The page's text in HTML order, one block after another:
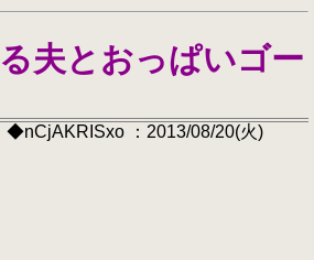
る夫とおっぱいゴー
：2013/08/20(火)